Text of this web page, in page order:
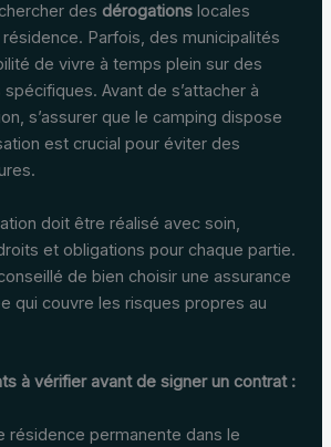
des dérogationslocales
Parfois, des municipalités
de vivre à temps plein sur des
Avant de s’attacher à
s’assurer que le camping dispose
est crucial pour éviter des
doit être réalisé avec soin,
et obligations pour chaque partie.
de bien choisir une assurance
qui couvre les risques propres au
à vérifier avant de signer un contrat :
résidence permanente dans le